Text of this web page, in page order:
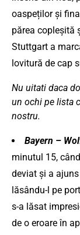
oaspeților și
părea copleșită
Stuttgart a
lovitură de cap
Nu uitati daca
un ochi pe lista
nostru.
Bayern –
minutul 15,
deviat și a
lăsându-l pe
s-a lăsat
de o eroare în